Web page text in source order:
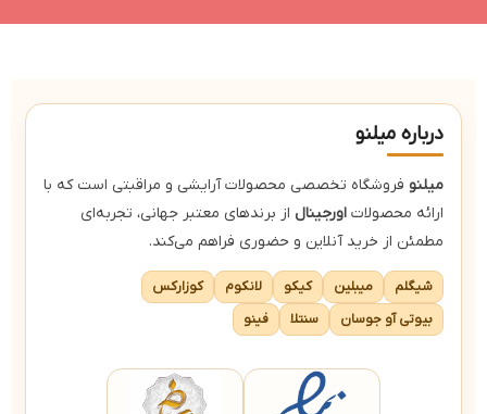
دارای رنگدانه های غنی
عدم چسبندگی و ماسیدگی
درباره میلنو
میلنو فروشگاه تخصصی محصولات آرایشی و مراقبتی است که با
ارائه محصولات اورجینال از برندهای معتبر جهانی، تجربه‌ای
مطمئن از خرید آنلاین و حضوری فراهم می‌کند.
شیگلم میبلین کیکو لانکوم
کوزارکس
بیوتی آو جوسان
سنتلا فینو